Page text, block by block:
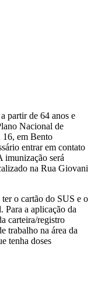
partir de 64 anos e
Nacional de
16, em Bento
entrar em contato
imunização será
na Rua Giovani
o cartão do SUS e o
Para a aplicação da
carteira/registro
trabalho na área da
tenha doses